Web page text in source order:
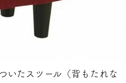
いたスツール（背もたれな